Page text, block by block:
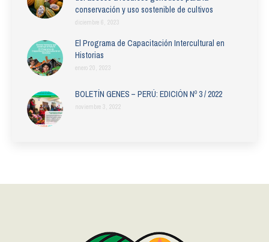
conservación y uso sostenible de cultivos
diciembre 6, 2023
El Programa de Capacitación Intercultural en
Historias
enero 20, 2023
BOLETÍN GENES – PERÚ: EDICIÓN Nº 3 / 2022
noviembre 3, 2022